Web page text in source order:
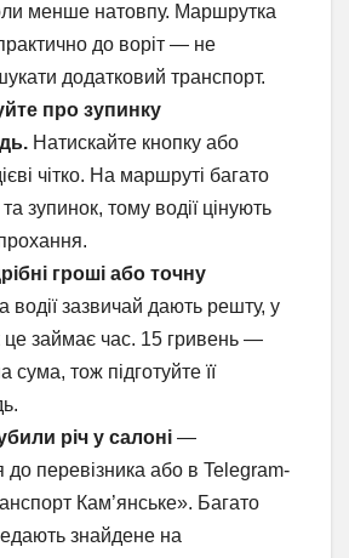
менше натовпу. Маршрутка
до воріт — не
додатковий транспорт.
про зупинку
Натискайте кнопку або
чітко. На маршруті багато
зупинок, тому водії цінують
гроші або точну
водії зазвичай дають решту, у
це займає час. 15 гривень —
сума, тож підготуйте її
річ у салоні —
до перевізника або в Telegram-
Кам’янське». Багато
знайдене на